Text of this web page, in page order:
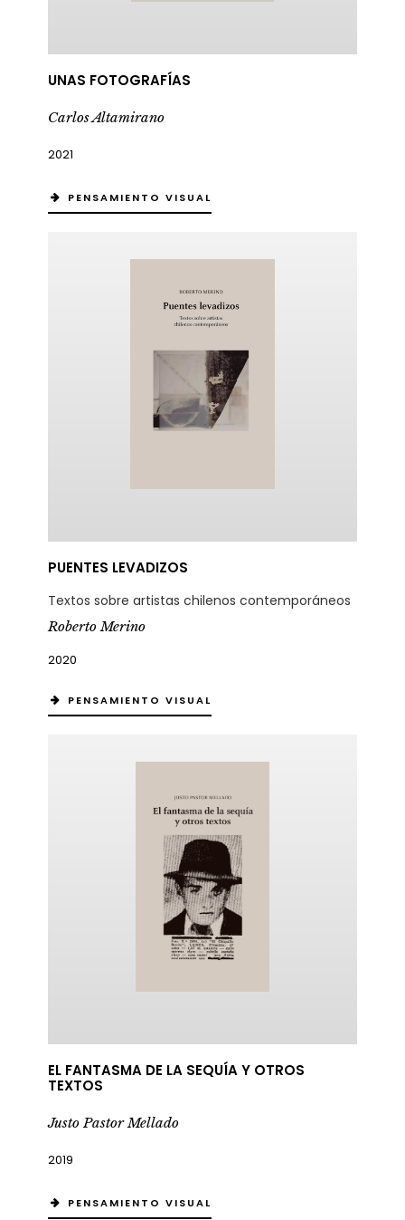
UNAS FOTOGRAFÍAS
Carlos Altamirano
2021
PENSAMIENTO VISUAL
PUENTES LEVADIZOS
Textos sobre artistas chilenos contemporáneos
Roberto Merino
2020
PENSAMIENTO VISUAL
EL FANTASMA DE LA SEQUÍA Y OTROS
TEXTOS
Justo Pastor Mellado
2019
PENSAMIENTO VISUAL